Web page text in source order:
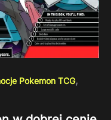
Pokemon TCG,